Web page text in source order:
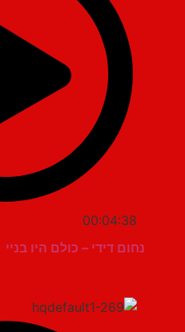
00:04:38
נחום דידי – כולם היו בניי